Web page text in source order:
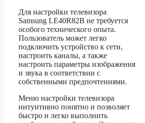
Для настройки телевизора
Samsung LE40R82B не требуется
особого технического опыта.
Пользователь может легко
подключить устройство к сети,
настроить каналы, а также
настроить параметры изображения
и звука в соответствии с
собственными предпочтениями.
Меню настройки телевизора
интуитивно понятно и позволяет
быстро и легко выполнить